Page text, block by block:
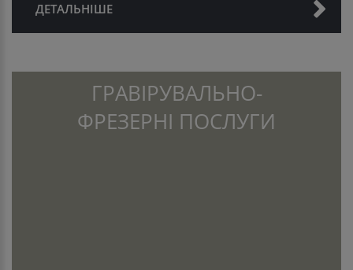
ДЕТАЛЬНІШЕ
ГРАВІРУВАЛЬНО-
ФРЕЗЕРНІ ПОСЛУГИ